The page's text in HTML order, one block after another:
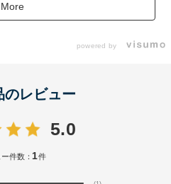
More
powered by
のレビュー
5.0
ー件数：1件